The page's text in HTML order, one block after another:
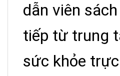
dẫn viên
tiếp từ trung
sức khỏe